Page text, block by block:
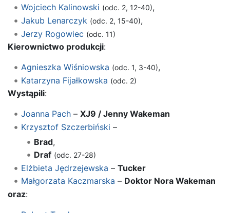
Wojciech Kalinowski (odc. 2, 12-40),
Jakub Lenarczyk (odc. 2, 15-40),
Jerzy Rogowiec (odc. 11)
Kierownictwo produkcji:
Agnieszka Wiśniowska (odc. 1, 3-40),
Katarzyna Fijałkowska (odc. 2)
Wystąpili:
Joanna Pach– XJ9 / Jenny Wakeman
Krzysztof Szczerbiński –
Brad,
Draf (odc. 27-28)
Elżbieta Jędrzejewska – Tucker
Małgorzata Kaczmarska – Doktor Nora Wakeman
oraz: